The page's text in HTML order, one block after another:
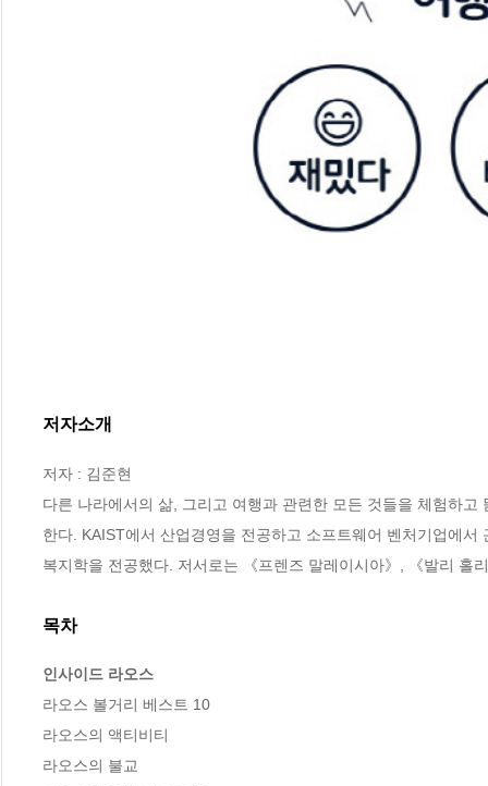
저자소개
저자 : 김준현
다른 나라에서의 삶, 그리고 여행과 관련한 모든 것들을 체험하고
한다. KAIST에서 산업경영을 전공하고 소프트웨어 벤처기업에서
복지학을 전공했다. 저서로는 《프렌즈 말레이시아》, 《발리
목차
인사이드 라오스
라오스 볼거리 베스트 10
라오스의 액티비티
라오스의 불교